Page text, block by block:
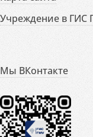
Учреждение в ГИС
Мы ВКонтакте